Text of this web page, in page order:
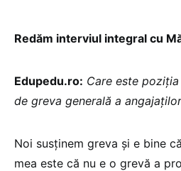
Redăm interviul integral cu
Edupedu.ro: Care este
de greva generală a
Noi susținem greva și e bine
mea este că nu e o grevă a